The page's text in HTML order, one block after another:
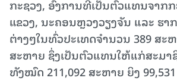
ກະຊວງ, ອົງການທີ່ເປັນຕົວແທນຈາກ
ແຂວງ, ນະຄອນຫຼວງວຽງຈັນ ແລະ ຮ
ຕ່າງໆໃນທົ່ວປະເທດຈໍານວນ 389 ສະ
ສະຫາຍ ຊຶ່ງເປັນຕົວແທນໃຫ້ແກ່ສະມາ
ທັງໝົດ 211,092 ສະຫາຍ ຍິງ